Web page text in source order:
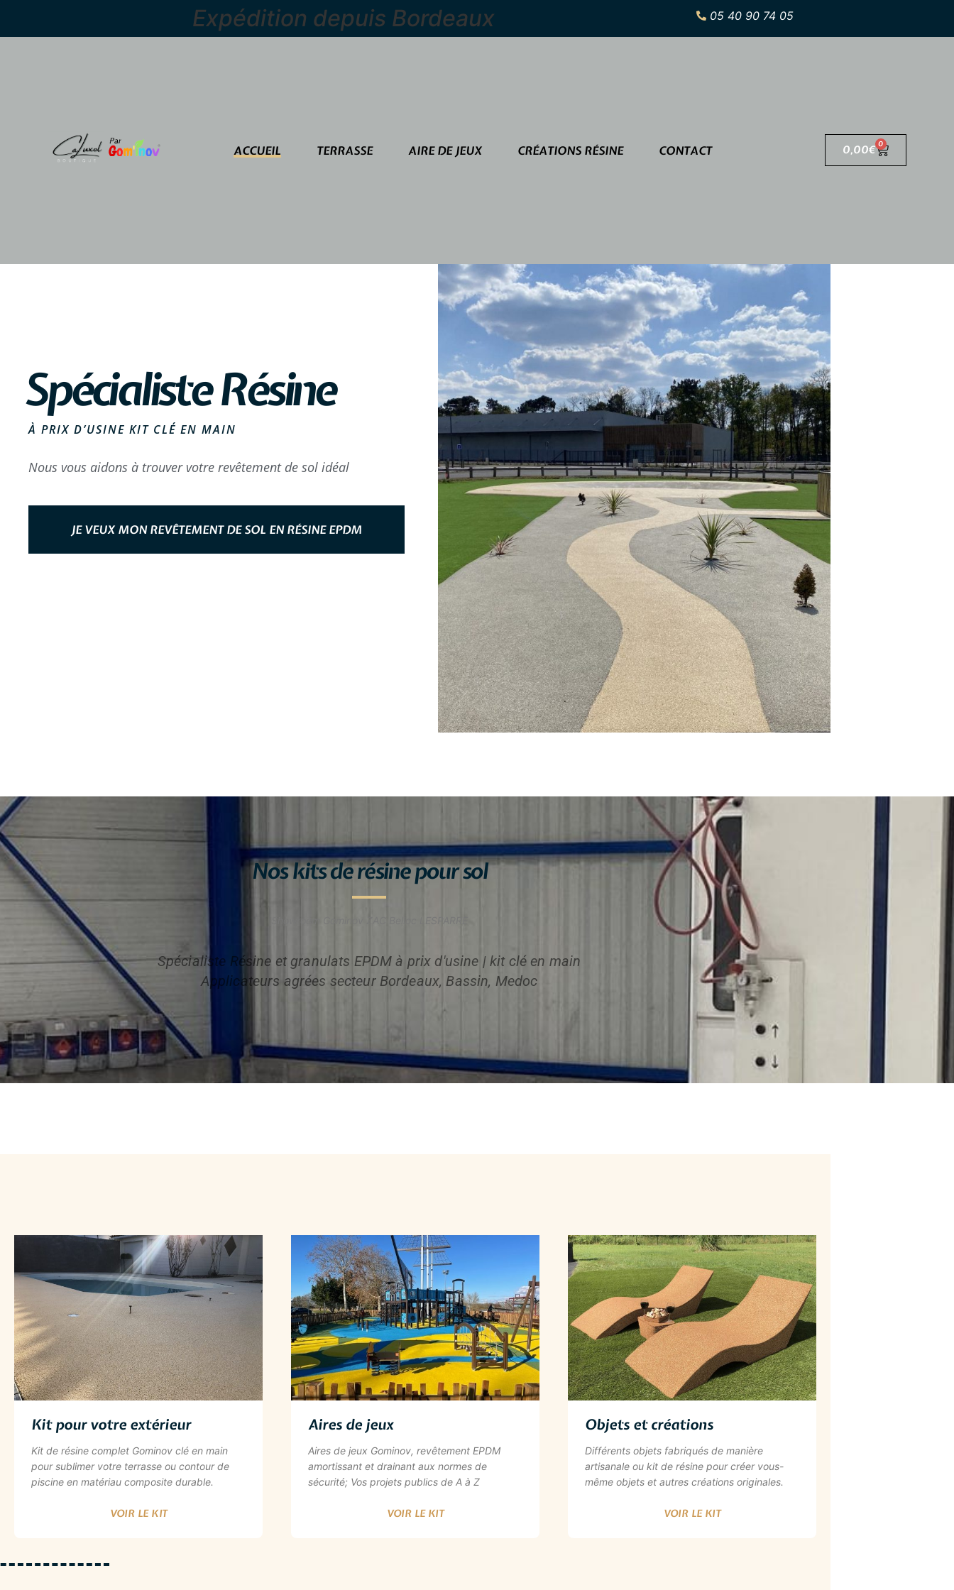
Expédition depuis Bordeaux 05 40 90 74 05
ACCUEIL TERRASSE AIRE DE JEUX CRÉATIONS RÉSINE CONTACT 0,00€ 0
Spécialiste Résine
À PRIX D’USINE KIT CLÉ EN MAIN
Nous vous aidons à trouver votre revêtement de sol idéal
JE VEUX MON REVÊTEMENT DE SOL EN RÉSINE EPDM
Nos kits de résine pour sol
Spécialiste Résine et granulats EPDM à prix d'usine | kit clé en main
Applicateurs agrées secteur Bordeaux, Bassin, Medoc
Kit pour votre extérieur​​
Kit de résine complet Gominov clé en main
pour sublimer votre terrasse ou contour de
piscine en matériau composite durable.
VOIR LE KIT
Aires de jeux
Aires de jeux Gominov, revêtement EPDM
amortissant et drainant aux normes de
sécurité; Vos projets publics de A à Z
VOIR LE KIT
Objets et créations
Différents objets fabriqués de manière
artisanale ou kit de résine pour créer vous-
même objets et autres créations originales.
VOIR LE KIT